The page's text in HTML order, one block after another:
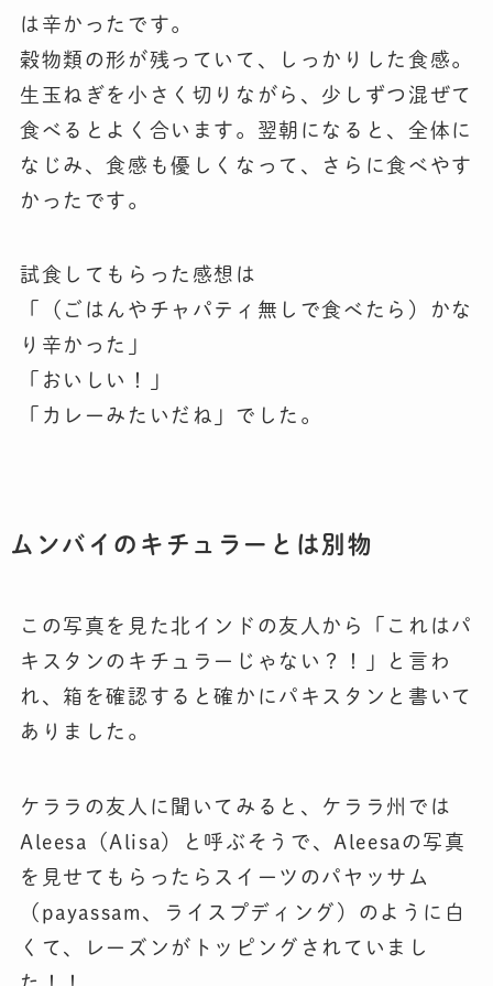
は辛かったです。
穀物類の形が残っていて、しっかりした食感。
生玉ねぎを小さく切りながら、少しずつ混ぜて
食べるとよく合います。翌朝になると、全体に
なじみ、食感も優しくなって、さらに食べやす
かったです。
試食してもらった感想は
「（ごはんやチャパティ無しで食べたら）かな
り辛かった」
「おいしい！」
「カレーみたいだね」でした。
ムンバイのキチュラーとは別物
この写真を見た北インドの友人から「これはパ
キスタンのキチュラーじゃない？！」と言わ
れ、箱を確認すると確かにパキスタンと書いて
ありました。
ケララの友人に聞いてみると、ケララ州では
Aleesa（Alisa）と呼ぶそうで、Aleesaの写真
を見せてもらったらスイーツのパヤッサム
（payassam、ライスプディング）のように白
くて、レーズンがトッピングされていまし